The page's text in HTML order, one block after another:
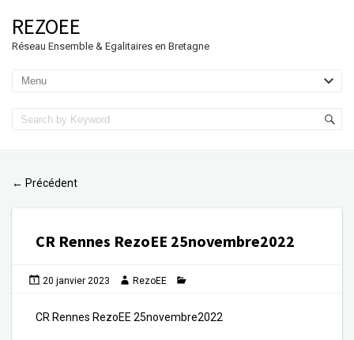
REZOEE
Réseau Ensemble & Egalitaires en Bretagne
← Précédent
CR Rennes RezoEE 25novembre2022
20 janvier 2023 RezoEE
CR Rennes RezoEE 25novembre2022